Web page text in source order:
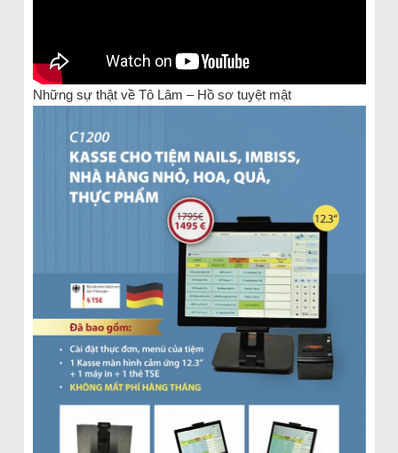
Những sự thật về Tô Lâm – Hồ sơ tuyệt mật